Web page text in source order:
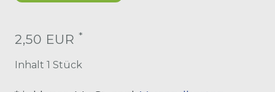
2,50 EUR *
Inhalt 1 Stück